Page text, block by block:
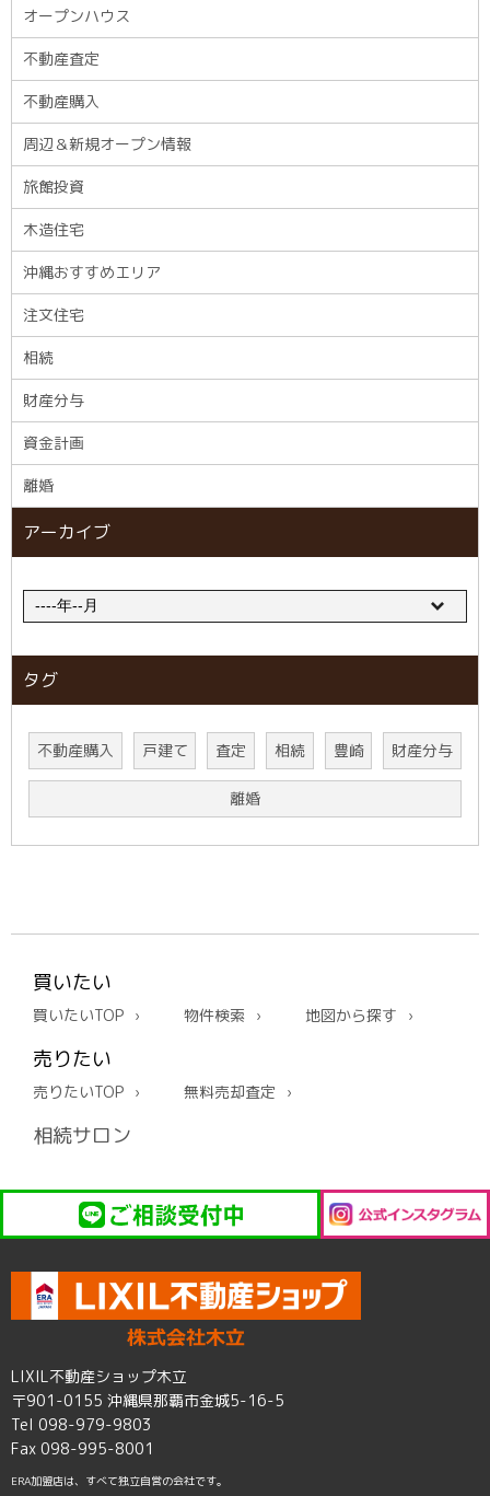
オープンハウス
不動産査定
不動産購入
周辺＆新規オープン情報
旅館投資
木造住宅
沖縄おすすめエリア
注文住宅
相続
財産分与
資金計画
離婚
アーカイブ
タグ
不動産購入 戸建て 査定 相続 豊崎 財産分与
離婚
買いたい
買いたいTOP 物件検索 地図から探す
売りたい
売りたいTOP 無料売却査定
相続サロン
LIXIL不動産ショップ木立
〒901-0155 沖縄県那覇市金城5-16-5
Tel 098-979-9803
Fax 098-995-8001
ERA加盟店は、すべて独立自営の会社です。